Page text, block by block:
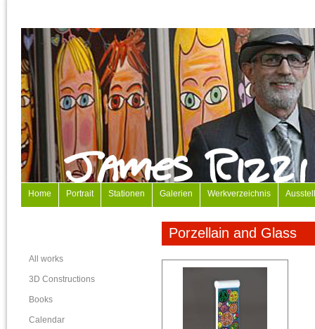
Home Portrait Stationen Galerien Werkverzeichnis
All works
3D Constructions
Books
Calendar
Porzellain and Glass